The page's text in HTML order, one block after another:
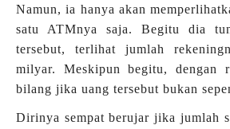
Namun, ia hanya akan
satu ATMnya saja. Begitu dia
tersebut, terlihat jumlah
milyar. Meskipun begitu, dengan
bilang jika uang tersebut bukan
Dirinya sempat berujar jika jumlah